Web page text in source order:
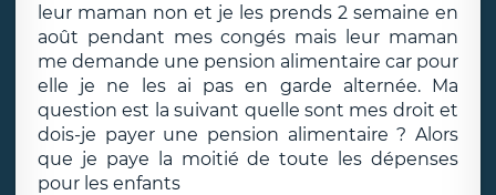
leur maman non et je les prends 2 semaine en
août pendant mes congés mais leur maman
me demande une pension alimentaire car pour
elle je ne les ai pas en garde alternée. Ma
question est la suivant quelle sont mes droit et
dois-je payer une pension alimentaire ? Alors
que je paye la moitié de toute les dépenses
pour les enfants